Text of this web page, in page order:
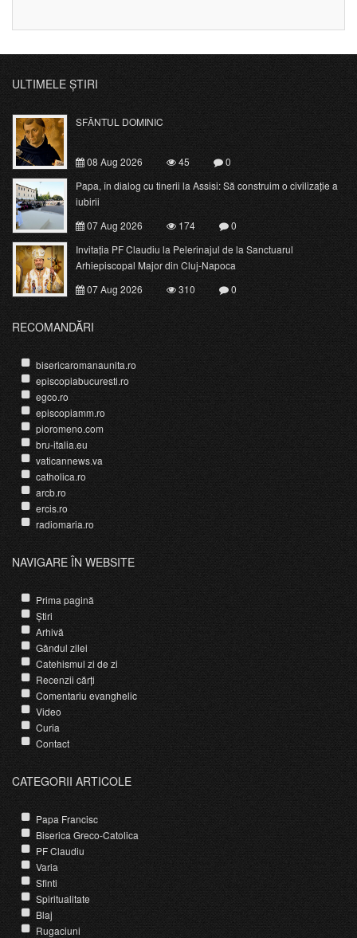
ULTIMELE ȘTIRI
SFÂNTUL DOMINIC
08 Aug 2026 45
0
Papa, în dialog cu tinerii la Assisi: Să construim o civilizație a
iubirii
07 Aug 2026
174
0
Invitația PF Claudiu la Pelerinajul de la Sanctuarul
Arhiepiscopal Major din Cluj-Napoca
07 Aug 2026
310 0
RECOMANDĂRI
bisericaromanaunita.ro
episcopiabucuresti.ro
egco.ro
episcopiamm.ro
pioromeno.com
bru-italia.eu
vaticannews.va
catholica.ro
arcb.ro
ercis.ro
radiomaria.ro
NAVIGARE ÎN WEBSITE
Prima pagină
Știri
Arhivă
Gândul zilei
Catehismul zi de zi
Recenzii cărți
Comentariu evanghelic
Video
Curia
Contact
CATEGORII ARTICOLE
Papa Francisc
Biserica Greco-Catolica
PF Claudiu
Varia
Sfinti
Spiritualitate
Blaj
Rugaciuni